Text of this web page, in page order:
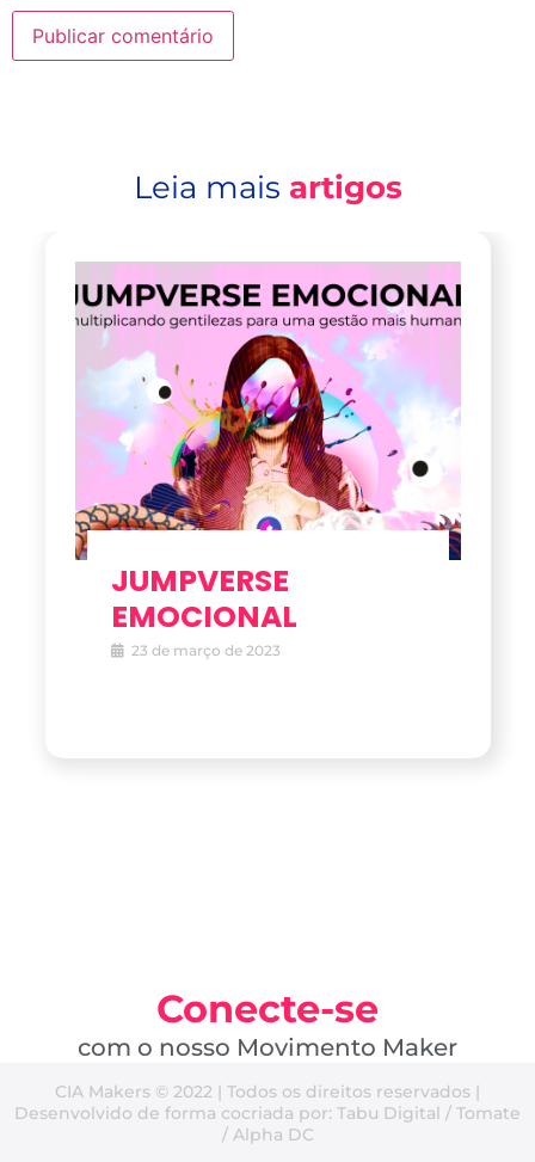
Leia mais artigos
JUMPVERSE
EMOCIONAL
23 de março de 2023
Conecte-se
com o nosso Movimento Maker
CIA Makers © 2022 | Todos os direitos reservados |
Desenvolvido de forma cocriada por: Tabu Digital / Tomate
/ Alpha DC